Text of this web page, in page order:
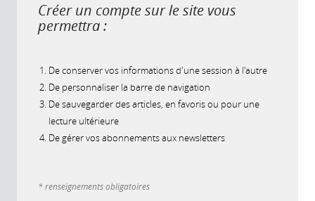
Créer un compte sur le site vous
permettra :
De conserver vos informations d'une session à l'autre
De personnaliser la barre de navigation
De sauvegarder des articles, en favoris ou pour une
lecture ultérieure
De gérer vos abonnements aux newsletters
* renseignements obligatoires